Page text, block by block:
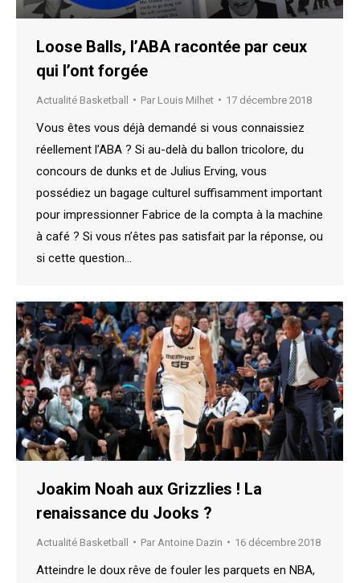
Loose Balls, l’ABA racontée par ceux
qui l’ont forgée
Actualité Basketball Par Louis Milhet 17 décembre 2018
Vous êtes vous déjà demandé si vous connaissiez
réellement l’ABA ? Si au-delà du ballon tricolore, du
concours de dunks et de Julius Erving, vous
possédiez un bagage culturel suffisamment important
pour impressionner Fabrice de la compta à la machine
à café ? Si vous n’êtes pas satisfait par la réponse, ou
si cette question…
Joakim Noah aux Grizzlies ! La
renaissance du Jooks ?
Actualité Basketball Par Antoine Dazin 16 décembre 2018
Atteindre le doux rêve de fouler les parquets en NBA,